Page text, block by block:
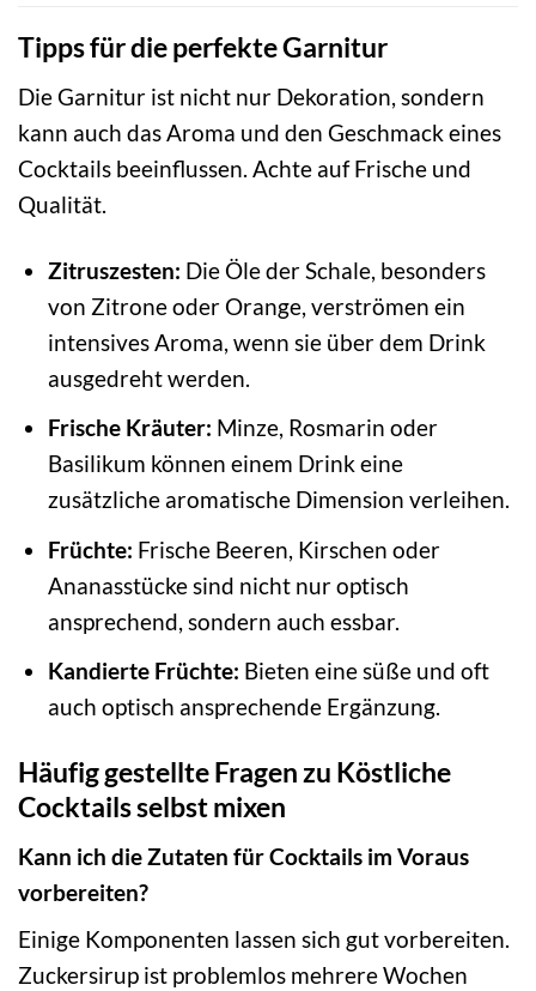
Tipps für die perfekte Garnitur
Die Garnitur ist nicht nur Dekoration, sondern
kann auch das Aroma und den Geschmack eines
Cocktails beeinflussen. Achte auf Frische und
Qualität.
Zitruszesten: Die Öle der Schale, besonders
von Zitrone oder Orange, verströmen ein
intensives Aroma, wenn sie über dem Drink
ausgedreht werden.
Frische Kräuter: Minze, Rosmarin oder
Basilikum können einem Drink eine
zusätzliche aromatische Dimension verleihen.
Früchte: Frische Beeren, Kirschen oder
Ananasstücke sind nicht nur optisch
ansprechend, sondern auch essbar.
Kandierte Früchte: Bieten eine süße und oft
auch optisch ansprechende Ergänzung.
Häufig gestellte Fragen zu Köstliche
Cocktails selbst mixen
Kann ich die Zutaten für Cocktails im Voraus
vorbereiten?
Einige Komponenten lassen sich gut vorbereiten.
Zuckersirup ist problemlos mehrere Wochen